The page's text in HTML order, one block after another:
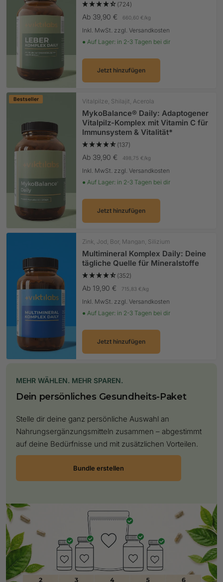
MEHR WÄHLEN. MEHR SPAREN.
Dein persönliches Gesundheits-Paket
Stelle dir deine ganz persönliche Auswahl an
Nahrungsergänzungsmitteln zusammen – abgestimmt
auf deine Bedürfnisse und mit zusätzlichen Vorteilen.
Bundle erstellen
(724)
Angebotspreis
Ab 39,90 € 660,60 €/kg
Inkl. MwSt. zzgl. Versandkosten
● Auf Lager: in 2-3 Tagen bei dir
Jetzt hinzufügen
Bestseller Vitalpilze, Shilajit, Acerola
MykoBalance® Daily: Adaptogener
Vitalpilz-Komplex mit Vitamin C für
Immunsystem & Vitalität*
(137)
Angebotspreis
Ab 39,90 € 498,75 €/kg
Inkl. MwSt. zzgl. Versandkosten
● Auf Lager: in 2-3 Tagen bei dir
Jetzt hinzufügen
Zink, Jod, Bor, Mangan, Silizium
Multimineral Komplex Daily: Deine
tägliche Quelle für Mineralstoffe
(352)
Angebotspreis
Ab 19,90 € 715,83 €/kg
Inkl. MwSt. zzgl. Versandkosten
● Auf Lager: in 2-3 Tagen bei dir
Jetzt hinzufügen